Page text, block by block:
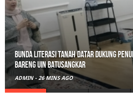
Bunda Literasi Tanah Datar Dukung
Bareng UIN Batusangkar
ADMIN - 26 MINS AGO